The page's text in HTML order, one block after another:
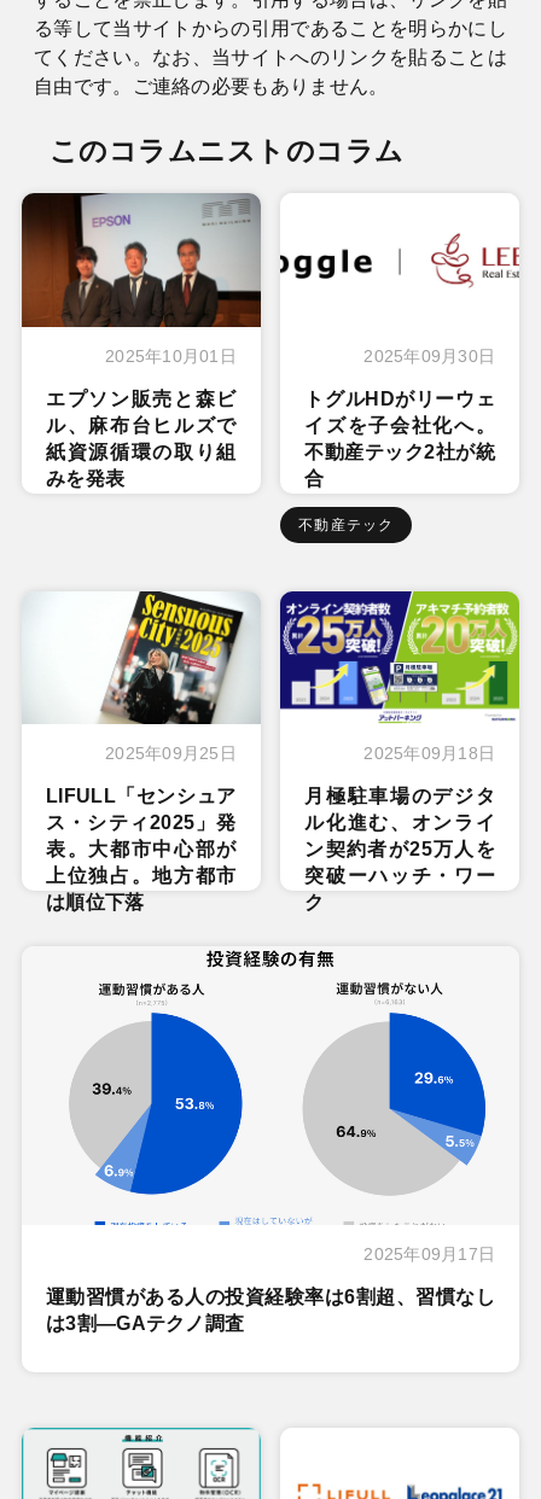
る等して当サイトからの引用であることを明らかにし
てください。なお、当サイトへのリンクを貼ることは
自由です。ご連絡の必要もありません。
このコラムニストのコラム
2025年10月01日
エプソン販売と森ビ
ル、麻布台ヒルズで
紙資源循環の取り組
みを発表
2025年09月30日
トグルHDがリーウェ
イズを子会社化へ。
不動産テック2社が統
合
不動産テック
2025年09月25日
LIFULL「センシュア
ス・シティ2025」発
表。大都市中心部が
上位独占。地方都市
は順位下落
2025年09月18日
月極駐車場のデジタ
ル化進む、オンライ
ン契約者が25万人を
突破ーハッチ・ワー
ク
2025年09月17日
運動習慣がある人の投資経験率は6割超、習慣なし
は3割―GAテクノ調査